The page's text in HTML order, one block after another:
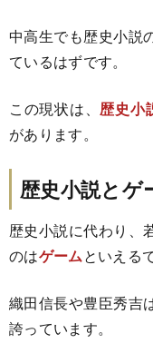
中高生でも歴史小説
ているはずです。
この現状は、歴史小
があります。
歴史小説とゲ
歴史小説に代わり、
のはゲームといえる
織田信長や豊臣秀吉
誇っています。